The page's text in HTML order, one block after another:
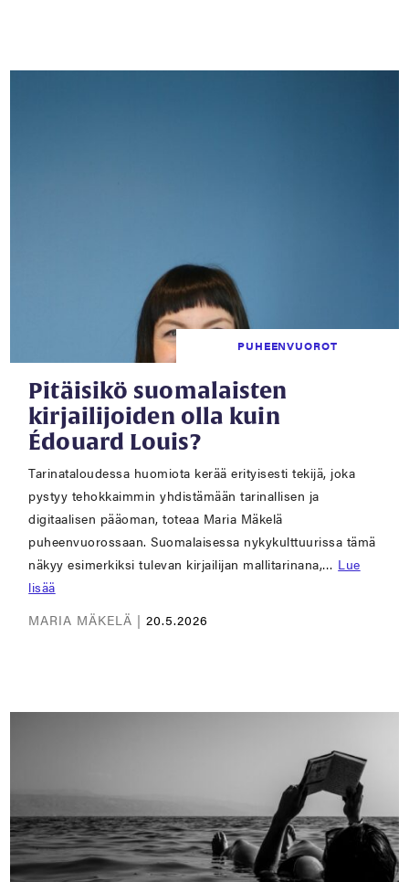
PUHEENVUOROT
Pitäisikö suomalaisten
kirjailijoiden olla kuin
Édouard Louis?
Tarinataloudessa huomiota kerää erityisesti tekijä, joka
pystyy tehokkaimmin yhdistämään tarinallisen ja
digitaalisen pääoman, toteaa Maria Mäkelä
puheenvuorossaan. Suomalaisessa nykykulttuurissa tämä
näkyy esimerkiksi tulevan kirjailijan mallitarinana,… Lue
lisää
MARIA MÄKELÄ |20.5.2026